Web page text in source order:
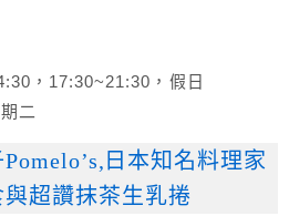
，17:30~21:30，假日
二
日本知名料理家
超讚抹茶生乳捲